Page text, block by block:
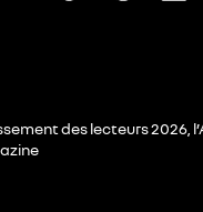
des lecteurs 2026,